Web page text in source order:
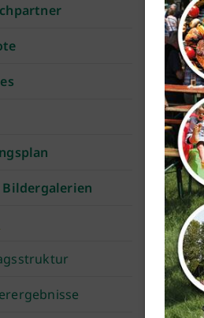
Bildergalerien